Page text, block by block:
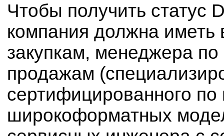
Чтобы получить статус
компания должна
закупкам, менеджера
продажам
сертифицированного
широкоформатных